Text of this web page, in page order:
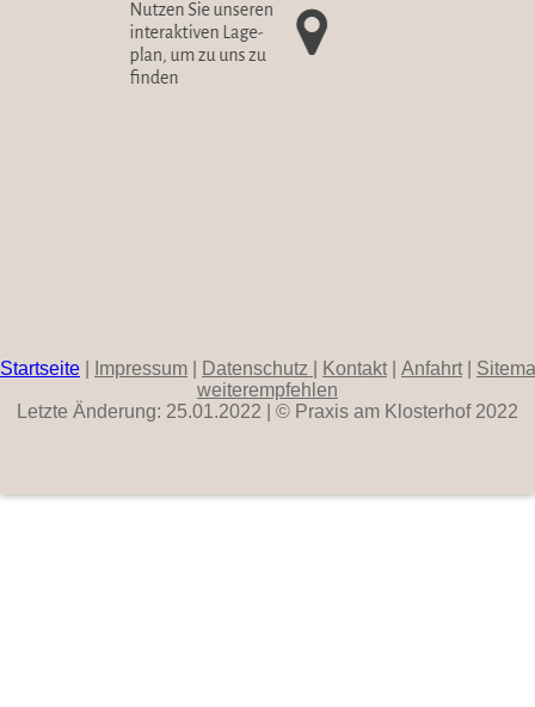
Startseite Impressum Datenschutz Kontakt Anfahrt
weiterempfehlen
Letzte Änderung: 25.01.2022 | © Praxis am Klosterhof 2022